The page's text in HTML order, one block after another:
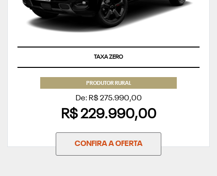
TAXA ZERO
PRODUTOR RURAL
De: R$ 275.990,00
R$ 229.990,00
CONFIRA A OFERTA